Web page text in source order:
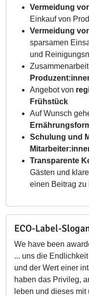
Vermeidung
Einkauf von
Vermeidung
sparsamen
und
Angebot von
Frühstück
Auf Wunsch
Schulung und
Transparente
Gästen und
einen Beitrag zu
ECO-Label-
We have been
... uns die
und der Wert einer
haben das Privileg,
leben und dieses